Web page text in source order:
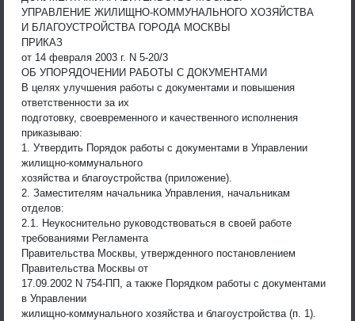
УПРАВЛЕНИЕ ЖИЛИЩНО-КОММУНАЛЬНОГО ХОЗЯЙСТВА
И БЛАГОУСТРОЙСТВА ГОРОДА МОСКВЫ
ПРИКАЗ
от 14 февраля 2003 г. N 5-20/3
ОБ УПОРЯДОЧЕНИИ РАБОТЫ С ДОКУМЕНТАМИ
В целях улучшения работы с документами и повышения
ответственности за их
подготовку, своевременного и качественного исполнения
приказываю:
1. Утвердить Порядок работы с документами в Управлении
жилищно-коммунального
хозяйства и благоустройства (приложение).
2. Заместителям начальника Управления, начальникам
отделов:
2.1. Неукоснительно руководствоваться в своей работе
требованиями Регламента
Правительства Москвы, утвержденного постановлением
Правительства Москвы от
17.09.2002 N 754-ПП, а также Порядком работы с документами
в Управлении
жилищно-коммунального хозяйства и благоустройства (п. 1).